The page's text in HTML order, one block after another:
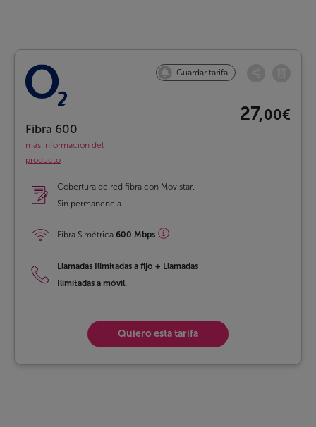
Guardar tarifa
Fibra 600
más información del
producto
27,00€
Quiero esta tarifa
Cobertura de red fibra con Movistar.
Sin permanencia.
Fibra Simétrica 600 Mbps
Llamadas Ilimitadas a fijo + Llamadas
Ilimitadas a móvil.